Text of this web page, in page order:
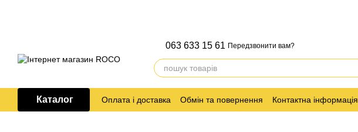
063 633 15 61 Передзвонити вам?
Каталог Оплата і доставка Обмін та повернення Контактна інформація